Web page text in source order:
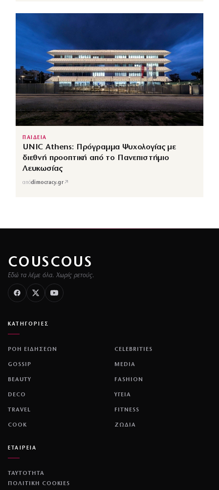
ΠΑΙΔΕΙΑ
UNIC Athens: Πρόγραμμα Ψυχολογίας με
διεθνή προοπτική από το Πανεπιστήμιο
Λευκωσίας
απόdimocracy.gr↗
COUSCOUS
Εδώ τα λέμε όλα. Χωρίς ρετούς.
ΚΑΤΗΓΟΡΙΕΣ
ΡΟΗ ΕΙΔΗΣΕΩΝ CELEBRITIES
GOSSIP MEDIA
BEAUTY FASHION
DECO ΥΓΕΙΑ
TRAVEL FITNESS
COOK ΖΩΔΙΑ
ΕΤΑΙΡΕΙΑ
ΤΑΥΤΟΤΗΤΑ
ΠΟΛΙΤΙΚΉ COOKIES